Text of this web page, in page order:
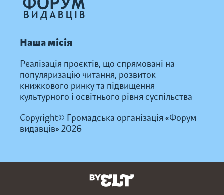
Наша місія
Реалізація проєктів, що спрямовані на
популяризацію читання, розвиток
книжкового ринку та підвищення
культурного і освітнього рівня суспільства
Copyright© Громадська організація «Форум
видавців» 2026